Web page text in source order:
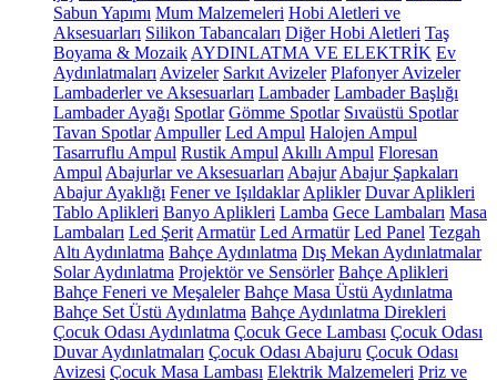
Sabun Yapımı Mum Malzemeleri Hobi Aletleri ve
Aksesuarları Silikon Tabancaları Diğer Hobi Aletleri Taş
Boyama & Mozaik AYDINLATMA VE ELEKTRİK Ev
Aydınlatmaları Avizeler Sarkıt Avizeler Plafonyer Avizeler
Lambaderler ve Aksesuarları Lambader Lambader Başlığı
Lambader Ayağı Spotlar Gömme Spotlar Sıvaüstü Spotlar
Tavan Spotlar Ampuller Led Ampul Halojen Ampul
Tasarruflu Ampul Rustik Ampul Akıllı Ampul Floresan
Ampul Abajurlar ve Aksesuarları Abajur Abajur Şapkaları
Abajur Ayaklığı Fener ve Işıldaklar Aplikler Duvar Aplikleri
Tablo Aplikleri Banyo Aplikleri Lamba Gece Lambaları Masa
Lambaları Led Şerit Armatür Led Armatür Led Panel Tezgah
Altı Aydınlatma Bahçe Aydınlatma Dış Mekan Aydınlatmalar
Solar Aydınlatma Projektör ve Sensörler Bahçe Aplikleri
Bahçe Feneri ve Meşaleler Bahçe Masa Üstü Aydınlatma
Bahçe Set Üstü Aydınlatma Bahçe Aydınlatma Direkleri
Çocuk Odası Aydınlatma Çocuk Gece Lambası Çocuk Odası
Duvar Aydınlatmaları Çocuk Odası Abajuru Çocuk Odası
Avizesi Çocuk Masa Lambası Elektrik Malzemeleri Priz ve